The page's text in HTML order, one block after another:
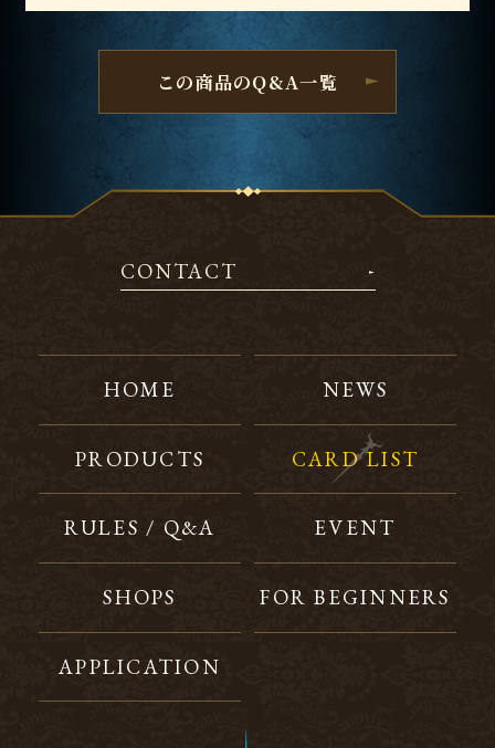
この商品のQ&A一覧
CONTACT
HOME NEWS
PRODUCTS CARD LIST
RULES / Q&A EVENT
SHOPS FOR BEGINNERS
APPLICATION